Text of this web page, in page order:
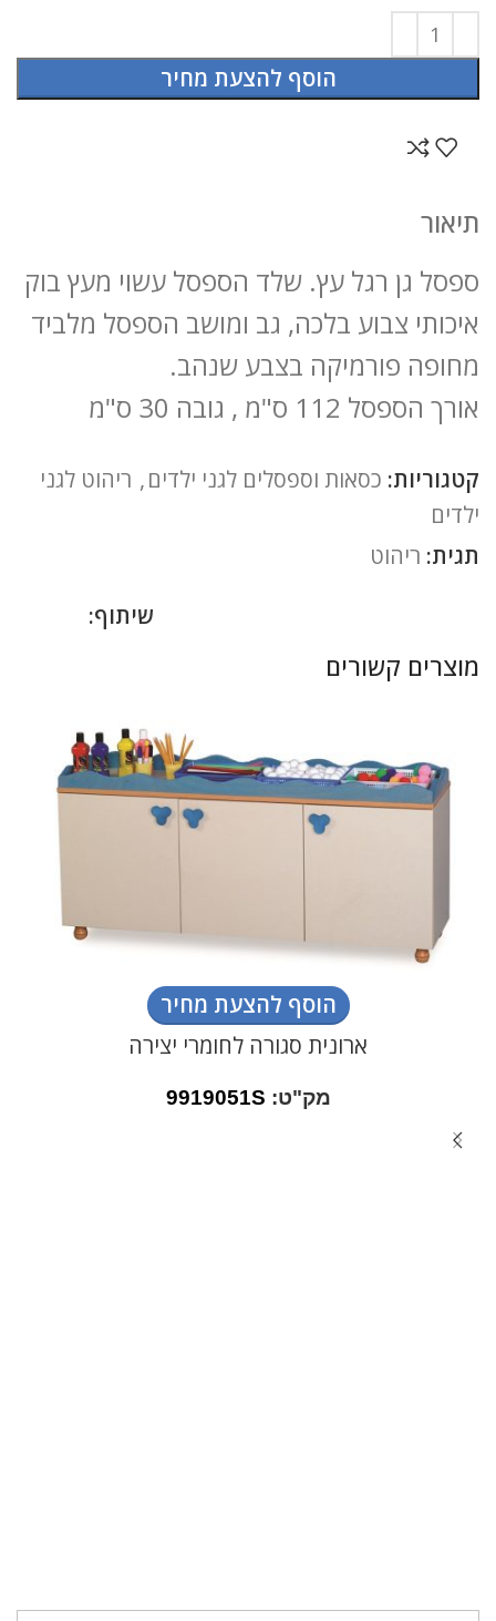
הוסף להצעת מחיר
תיאור
ספסל גן רגל עץ. שלד הספסל עשוי מעץ בוק
איכותי צבוע בלכה, גב ומושב הספסל מלביד
מחופה פורמיקה בצבע שנהב.
אורך הספסל 112 ס"מ , גובה 30 ס"מ
קטגוריות: כסאות וספסלים לגני ילדים, ריהוט לגני
ילדים
תגית: ריהוט
שיתוף:
מוצרים קשורים
הוסף להצעת מחיר
ארונית סגורה לחומרי יצירה
מק"ט: 9919051S